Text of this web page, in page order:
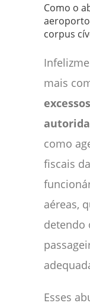
Como o
corpus
mais
como
fiscais
aéreas,
detendo
Esses